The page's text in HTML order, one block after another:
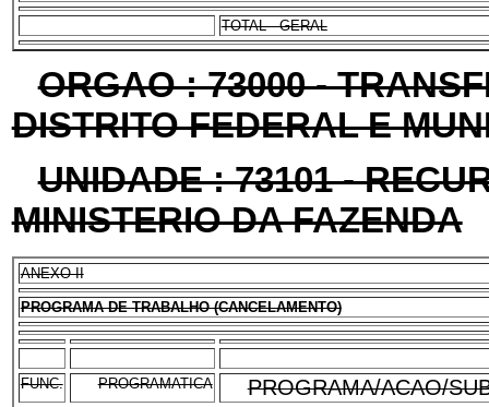
TOTAL - GERAL
ORGAO : 73000 -
DISTRITO FEDERAL E
UNIDADE : 73101 -
MINISTERIO DA FAZENDA
ANEXO II
PROGRAMA DE TRABALHO (CANCELAMENTO)
FUNC. PROGRAMATICA PROGRAMA/ACAO/